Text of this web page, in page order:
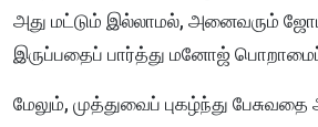
அது மட்டும் இல்லாமல், அனைவரும்
இருப்பதைப் பார்த்து மனோஜ்
மேலும், முத்துவைப் புகழ்ந்து